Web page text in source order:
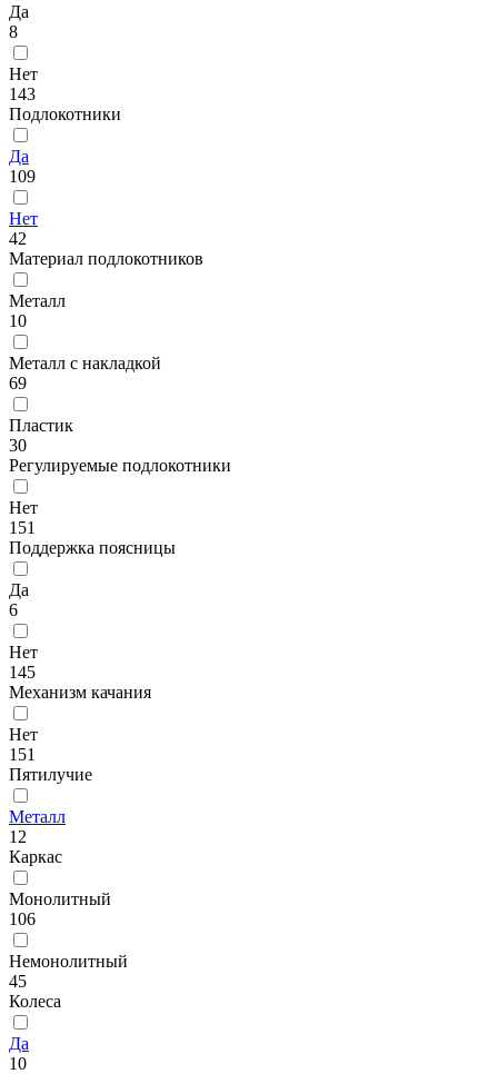
Да
8
Нет
143
Подлокотники
Да
109
Нет
42
Материал подлокотников
Металл
10
Металл с накладкой
69
Пластик
30
Регулируемые подлокотники
Нет
151
Поддержка поясницы
Да
6
Нет
145
Механизм качания
Нет
151
Пятилучие
Металл
12
Каркас
Монолитный
106
Немонолитный
45
Колеса
Да
10